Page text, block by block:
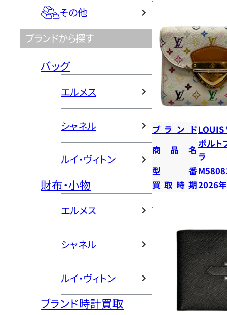
その他
ブランドから探す
バッグ
エルメス
シャネル
ルイ・ヴィトン
財布・小物
エルメス
シャネル
ルイ・ヴィトン
ブランド時計買取
ブランドLOUIS
商品名
ポルト
ラ
型番
買取時期2026